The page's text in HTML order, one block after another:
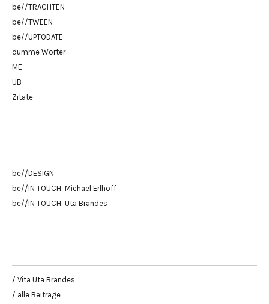
be//TRACHTEN
be//TWEEN
be//UPTODATE
dumme Wörter
ME
UB
Zitate
be//DESIGN
be//IN TOUCH: Michael Erlhoff
be//IN TOUCH: Uta Brandes
/ Vita Uta Brandes
/ alle Beiträge